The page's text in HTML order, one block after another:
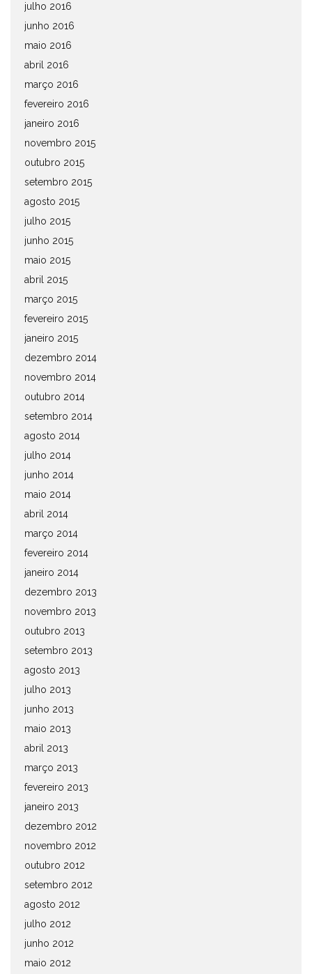
julho 2016
junho 2016
maio 2016
abril 2016
março 2016
fevereiro 2016
janeiro 2016
novembro 2015
outubro 2015
setembro 2015
agosto 2015
julho 2015
junho 2015
maio 2015
abril 2015
março 2015
fevereiro 2015
janeiro 2015
dezembro 2014
novembro 2014
outubro 2014
setembro 2014
agosto 2014
julho 2014
junho 2014
maio 2014
abril 2014
março 2014
fevereiro 2014
janeiro 2014
dezembro 2013
novembro 2013
outubro 2013
setembro 2013
agosto 2013
julho 2013
junho 2013
maio 2013
abril 2013
março 2013
fevereiro 2013
janeiro 2013
dezembro 2012
novembro 2012
outubro 2012
setembro 2012
agosto 2012
julho 2012
junho 2012
maio 2012